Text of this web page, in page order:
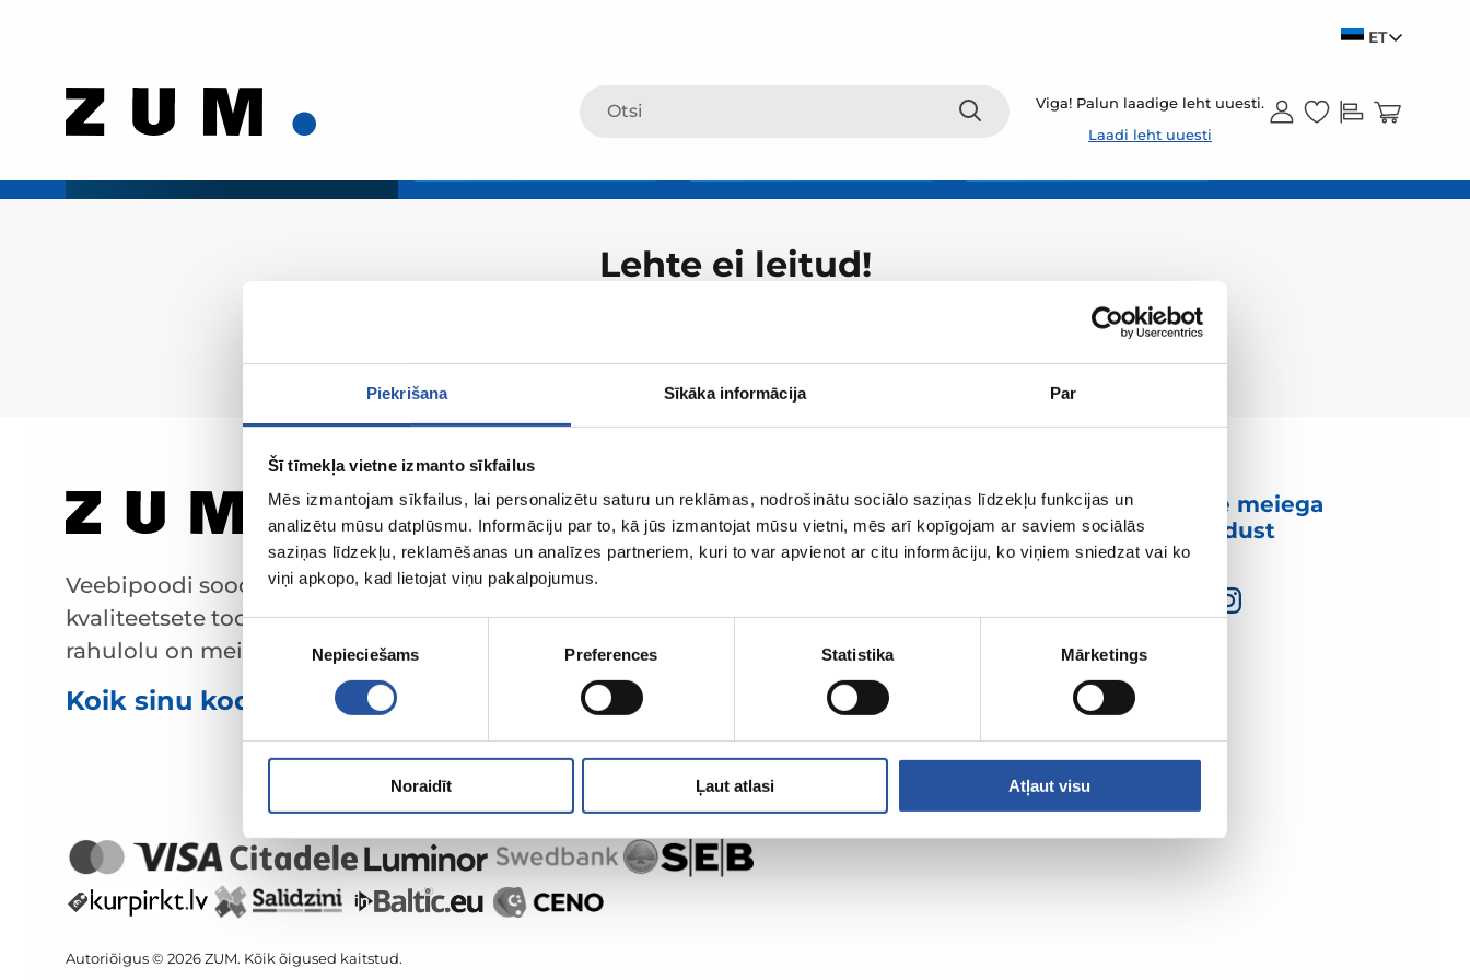
Piekrišana Sīkāka informācija Par
Šī tīmekļa vietne izmanto sīkfailus
Mēs izmantojam sīkfailus, lai personalizētu saturu un reklāmas, nodrošinātu sociālo saziņas līdzekļu funkcijas un
analizētu mūsu datplūsmu. Informāciju par to, kā jūs izmantojat mūsu vietni, mēs arī kopīgojam ar saviem sociālās
saziņas līdzekļu, reklamēšanas un analīzes partneriem, kuri to var apvienot ar citu informāciju, ko viņiem sniedzat vai ko
viņi apkopo, kad lietojat viņu pakalpojumus.
Piekrišanas
Nepieciešams Preferences Statistika Mārketings
Noraidīt Ļaut atlasi Atļaut visu
ET
Viga! Palun laadige leht uuesti.
Laadi leht uuesti
Lehte ei leitud!
Veebipoodi soodsate hindade ja
kvaliteetsete toodetega, kus kliendi
rahulolu on meie peamine väärtus.
Koik sinu kodu ja aia jaoks!
ZUM-ist Ostlemine
Võtke meiega
ühendust
Autoriõigus © 2026 ZUM. Kõik õigused kaitstud.